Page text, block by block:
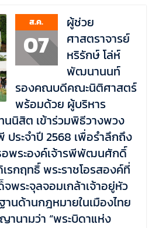
ส.ค.
07
ผู้ช่วย
ศาสตราจารย์
หริรักษ์ โล่ห์
พัฒนานนท์
รองคณบดีคณะนิติศาสตร์
พร้อมด้วย ผู้บริหาร
นนิสิต เข้าร่วมพิธีวางพวง
ประจำปี 2568 เพื่อรำลึกถึง
อพระองค์เจ้ารพีพัฒนศักดิ์
รกฤทธิ์ พระราชโอรสองค์ที่
จพระจุลจอมเกล้าเจ้าอยู่หัว
านด้านกฎหมายในเมืองไทย
นามว่า “พระบิดาแห่ง